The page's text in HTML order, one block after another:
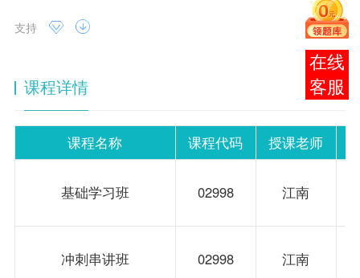
支持
课程详情
课程名称 课程代码 授课老师
基础学习班 02998 江南
冲刺串讲班 02998 江南
在线
客服